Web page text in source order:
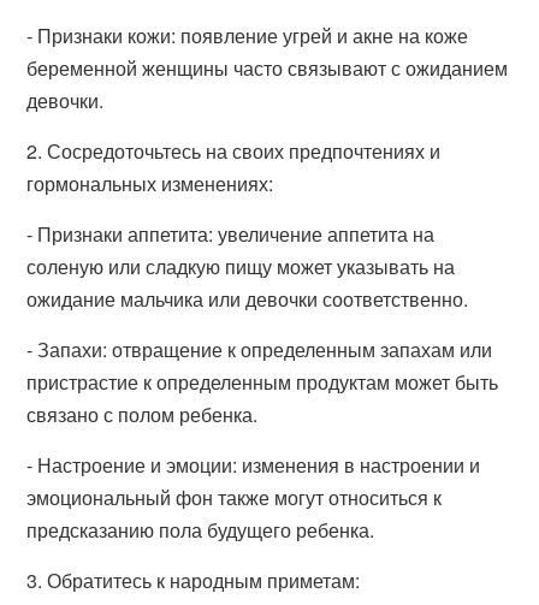
- Признаки кожи: появление угрей и акне на коже
беременной женщины часто связывают с ожиданием
девочки.
2. Сосредоточьтесь на своих предпочтениях и
гормональных изменениях:
- Признаки аппетита: увеличение аппетита на
соленую или сладкую пищу может указывать на
ожидание мальчика или девочки соответственно.
- Запахи: отвращение к определенным запахам или
пристрастие к определенным продуктам может быть
связано с полом ребенка.
- Настроение и эмоции: изменения в настроении и
эмоциональный фон также могут относиться к
предсказанию пола будущего ребенка.
3. Обратитесь к народным приметам: